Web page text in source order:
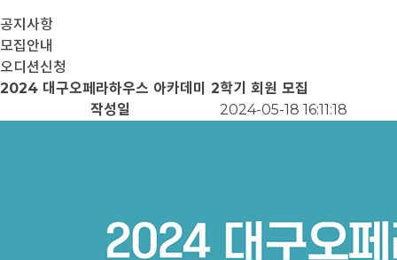
공지사항
모집안내
오디션신청
2024 대구오페라하우스 아카데미 2학기 회원 모집
작성일
2024-05-18 16:11:18